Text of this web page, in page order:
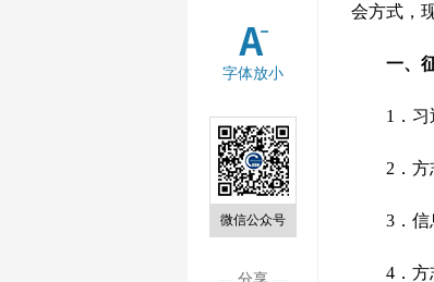
字体放小
微信公众号
会方式，
一、
1．习近
2．方志
3．信息
4．方志